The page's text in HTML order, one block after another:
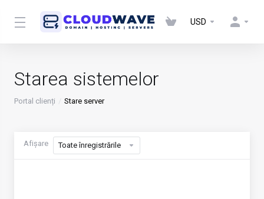
USD
Starea sistemelor
Portal clienți Stare server
Afișare Toate înregistrările